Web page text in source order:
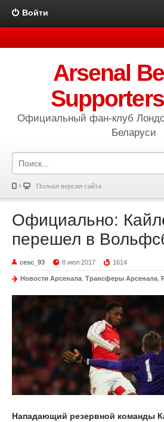
Войти
Arsenal
Официальный фан-клуб
Беларуси
Полная версия сайта
Официально:
перешел в
cesc_93 8 июл 2017 1614
Новости Арсенала Трансферы Арсенала
Нападающий резервной команды